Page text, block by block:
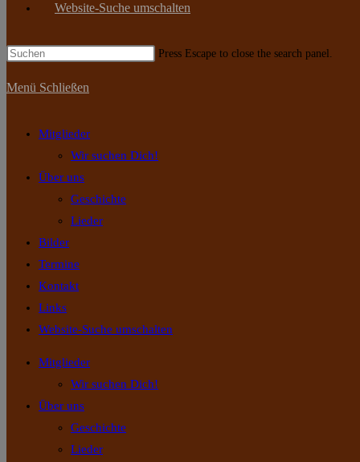
Website-Suche umschalten
Press Escape to close the search panel.
Menü Schließen
Mitglieder
Wir suchen Dich!
Über uns
Geschichte
Lieder
Bilder
Termine
Kontakt
Links
Website-Suche umschalten
Mitglieder
Wir suchen Dich!
Über uns
Geschichte
Lieder